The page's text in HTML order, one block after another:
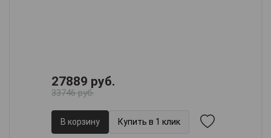
27889 руб.
33746 руб.
В корзину Купить в 1 клик